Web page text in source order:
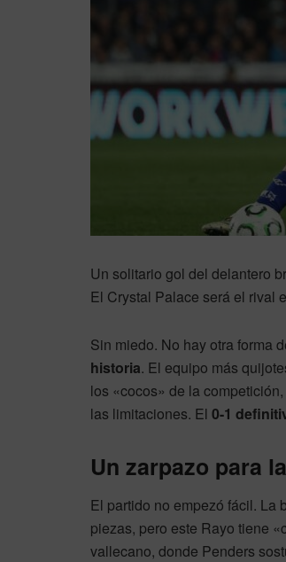
Un solitario gol del delantero
El Crystal Palace será el rival
Sin miedo. No hay otra forma
historia. El equipo más
los «cocos» de la
las limitaciones. El 0-1
Un zarpazo para
El partido no empezó fácil. La
piezas, pero este Rayo tiene
vallecano, donde Penders